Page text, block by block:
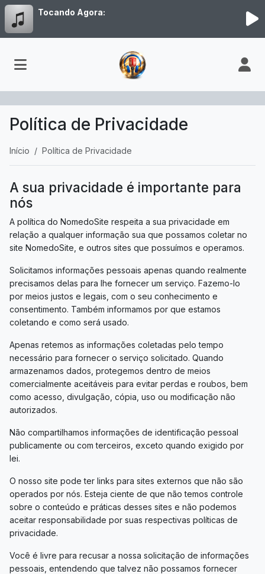
Tocando Agora:
Política de Privacidade
Início Política de Privacidade
A sua privacidade é importante para
nós
A política do NomedoSite respeita a sua privacidade em
relação a qualquer informação sua que possamos coletar no
site NomedoSite, e outros sites que possuímos e operamos.
Solicitamos informações pessoais apenas quando realmente
precisamos delas para lhe fornecer um serviço. Fazemo-lo
por meios justos e legais, com o seu conhecimento e
consentimento. Também informamos por que estamos
coletando e como será usado.
Apenas retemos as informações coletadas pelo tempo
necessário para fornecer o serviço solicitado. Quando
armazenamos dados, protegemos dentro de meios
comercialmente aceitáveis ​​para evitar perdas e roubos, bem
como acesso, divulgação, cópia, uso ou modificação não
autorizados.
Não compartilhamos informações de identificação pessoal
publicamente ou com terceiros, exceto quando exigido por
lei.
O nosso site pode ter links para sites externos que não são
operados por nós. Esteja ciente de que não temos controle
sobre o conteúdo e práticas desses sites e não podemos
aceitar responsabilidade por suas respectivas políticas de
privacidade.
Você é livre para recusar a nossa solicitação de informações
pessoais, entendendo que talvez não possamos fornecer